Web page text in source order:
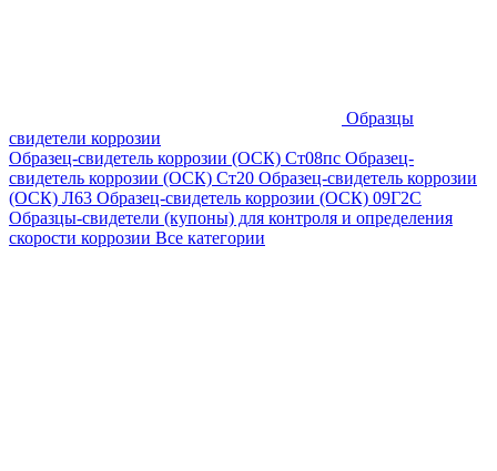
Образцы
свидетели коррозии
Образец-свидетель коррозии (ОСК) Ст08пс Образец-
свидетель коррозии (ОСК) Ст20 Образец-свидетель коррозии
(ОСК) Л63 Образец-свидетель коррозии (ОСК) 09Г2С
Образцы-свидетели (купоны) для контроля и определения
скорости коррозии Все категории